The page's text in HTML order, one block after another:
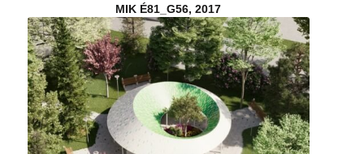
MIK É81_G56, 2017